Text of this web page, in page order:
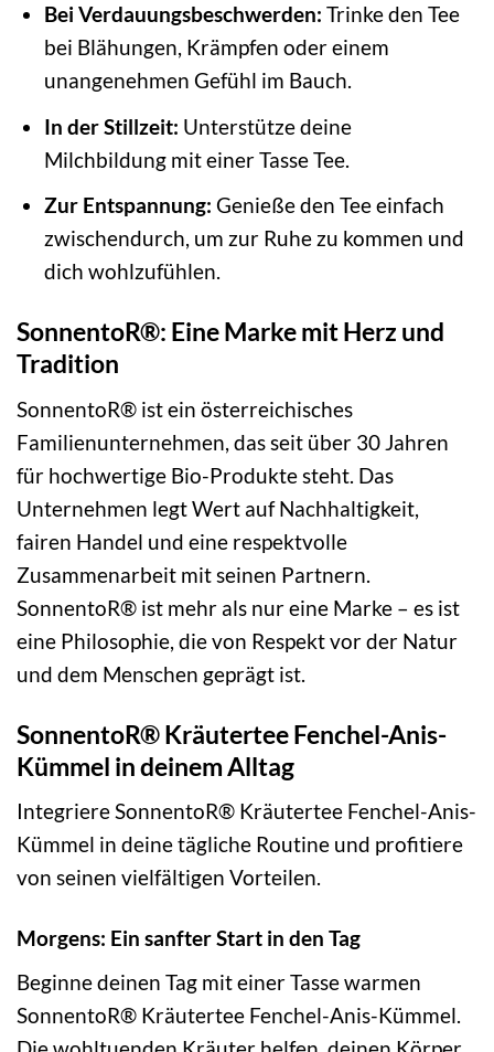
Bei Verdauungsbeschwerden: Trinke den Tee
bei Blähungen, Krämpfen oder einem
unangenehmen Gefühl im Bauch.
In der Stillzeit: Unterstütze deine
Milchbildung mit einer Tasse Tee.
Zur Entspannung: Genieße den Tee einfach
zwischendurch, um zur Ruhe zu kommen und
dich wohlzufühlen.
SonnentoR®: Eine Marke mit Herz und
Tradition
SonnentoR® ist ein österreichisches
Familienunternehmen, das seit über 30 Jahren
für hochwertige Bio-Produkte steht. Das
Unternehmen legt Wert auf Nachhaltigkeit,
fairen Handel und eine respektvolle
Zusammenarbeit mit seinen Partnern.
SonnentoR® ist mehr als nur eine Marke – es ist
eine Philosophie, die von Respekt vor der Natur
und dem Menschen geprägt ist.
SonnentoR® Kräutertee Fenchel-Anis-
Kümmel in deinem Alltag
Integriere SonnentoR® Kräutertee Fenchel-Anis-
Kümmel in deine tägliche Routine und profitiere
von seinen vielfältigen Vorteilen.
Morgens: Ein sanfter Start in den Tag
Beginne deinen Tag mit einer Tasse warmen
SonnentoR® Kräutertee Fenchel-Anis-Kümmel.